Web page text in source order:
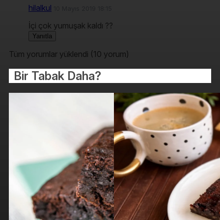
hilalkul
İçi çok yumuşak kaldı ??
Yanıtla
Tüm yorumlar yüklendi (10 yorum)
Bir Tabak Daha?